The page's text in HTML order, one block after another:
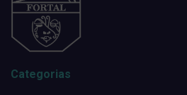
Categorias